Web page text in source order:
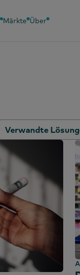
Märkte Über
Verwandte
Verhaltensanalytik
Marketing-
Effektivität
PanelVoice-
Segmentierung